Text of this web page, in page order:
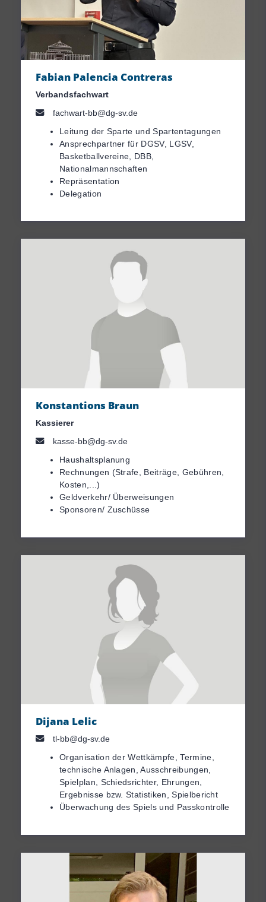
Fabian Palencia Contreras
Verbandsfachwart
fachwart-bb@dg-sv.de
Leitung der Sparte und Spartentagungen
Ansprechpartner für DGSV, LGSV,
Basketballvereine, DBB,
Nationalmannschaften
Repräsentation
Delegation
Konstantions Braun
Kassierer
kasse-bb@dg-sv.de
Haushaltsplanung
Rechnungen (Strafe, Beiträge, Gebühren,
Kosten,...)
Geldverkehr/ Überweisungen
Sponsoren/ Zuschüsse
Dijana Lelic
tl-bb@dg-sv.de
Organisation der Wettkämpfe, Termine,
technische Anlagen, Ausschreibungen,
Spielplan, Schiedsrichter, Ehrungen,
Ergebnisse bzw. Statistiken, Spielbericht
Überwachung des Spiels und Passkontrolle